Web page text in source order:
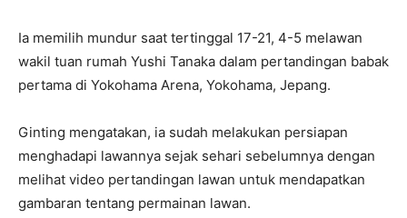
Ia memilih mundur saat tertinggal 17-21, 4-5 melawan
wakil tuan rumah Yushi Tanaka dalam pertandingan babak
pertama di Yokohama Arena, Yokohama, Jepang.
Ginting mengatakan, ia sudah melakukan persiapan
menghadapi lawannya sejak sehari sebelumnya dengan
melihat video pertandingan lawan untuk mendapatkan
gambaran tentang permainan lawan.